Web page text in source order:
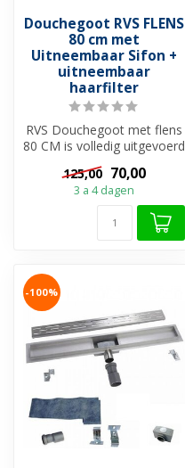
Douchegoot RVS FLENS
80 cm met
Uitneembaar Sifon +
uitneembaar
haarfilter
RVS Douchegoot met flens
80 CM is volledig uitgevoerd
125,00 70,00
3 a 4 dagen
-100%